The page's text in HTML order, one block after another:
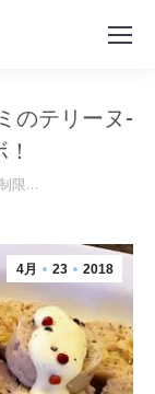
のテリーヌ-
限…
4月 23 2018